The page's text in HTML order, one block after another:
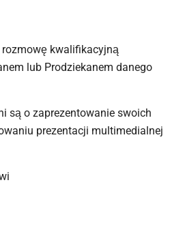
kwalifikacyjną
lub Prodziekanem danego
są o zaprezentowanie swoich
prezentacji multimedialnej